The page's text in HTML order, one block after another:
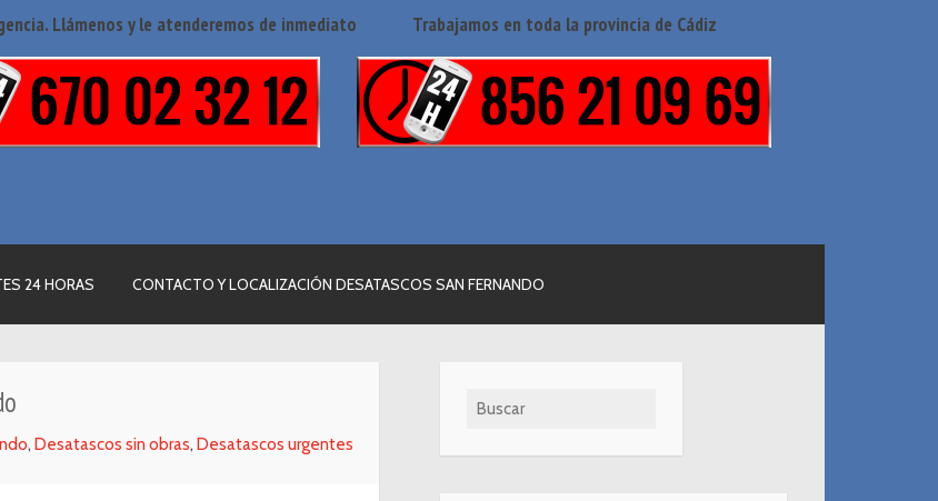
Llámenos y le atenderemos de inmediato Trabajamos en toda la provincia de Cádiz
24 HORAS CONTACTO Y LOCALIZACIÓN DESATASCOS SAN FERNANDO
, Desatascos sin obras, Desatascos urgentes
Buscar